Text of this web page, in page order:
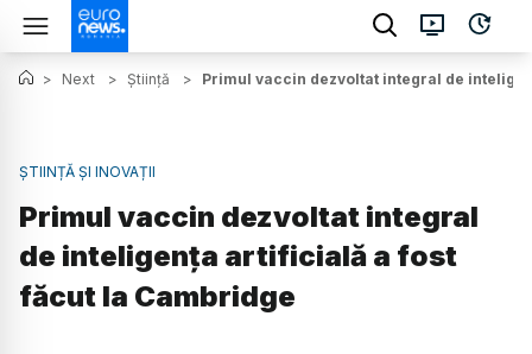
> Next > Știință > Primul vaccin dezvoltat integral de
ȘTIINȚĂ ȘI INOVAȚII
Primul vaccin dezvoltat integral
de inteligența artificială a fost
făcut la Cambridge